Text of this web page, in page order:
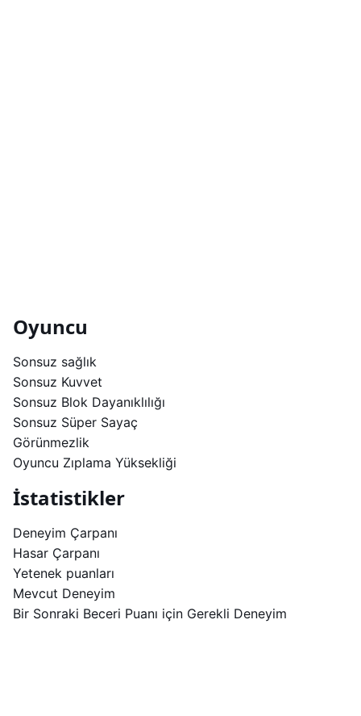
Oyuncu
Sonsuz sağlık
Sonsuz Kuvvet
Sonsuz Blok Dayanıklılığı
Sonsuz Süper Sayaç
Görünmezlik
Oyuncu Zıplama Yüksekliği
İstatistikler
Deneyim Çarpanı
Hasar Çarpanı
Yetenek puanları
Mevcut Deneyim
Bir Sonraki Beceri Puanı için Gerekli Deneyim